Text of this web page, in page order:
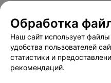
Пользовательское
Вакансии
Написать
Обработка
Наш сайт использует
удобства пользователей
статистики и
рекомендаций.